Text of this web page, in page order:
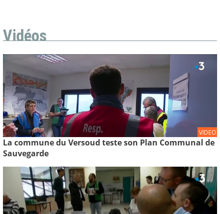
Vidéos
VIDEO
La commune du Versoud teste son Plan Communal de
Sauvegarde